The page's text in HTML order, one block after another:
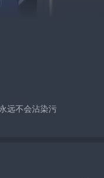
远不会沾染污